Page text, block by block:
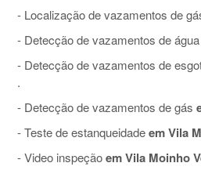
- Localização de vazamentos de
- Detecção de vazamentos de água
- Detecção de vazamentos de
.
- Detecção de vazamentos de gás
- Teste de estanqueidadeem Vila
- Video inspeçãoem Vila Moinho